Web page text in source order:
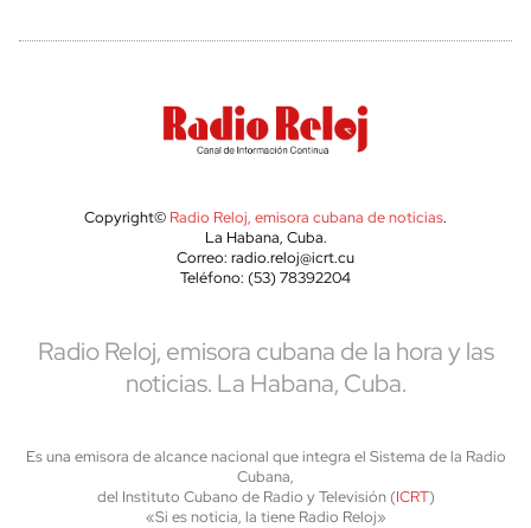
Copyright© Radio Reloj, emisora cubana de noticias.
La Habana, Cuba.
Correo: radio.reloj@icrt.cu
Teléfono: (53) 78392204
Radio Reloj, emisora cubana de la hora y las
noticias. La Habana, Cuba.
Es una emisora de alcance nacional que integra el Sistema de la Radio
Cubana,
del Instituto Cubano de Radio y Televisión (ICRT)
«Si es noticia, la tiene Radio Reloj»